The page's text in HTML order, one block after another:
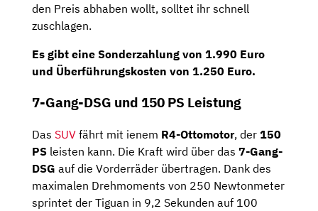
den Preis abhaben wollt, solltet ihr schnell
zuschlagen.
Es gibt eine Sonderzahlung von 1.990 Euro
und Überführungskosten von 1.250 Euro.
7-Gang-DSG und 150 PS Leistung
Das SUV fährt mit ienem R4-Ottomotor, der 150
PS leisten kann. Die Kraft wird über das 7-Gang-
DSG auf die Vorderräder übertragen. Dank des
maximalen Drehmoments von 250 Newtonmeter
sprintet der Tiguan in 9,2 Sekunden auf 100